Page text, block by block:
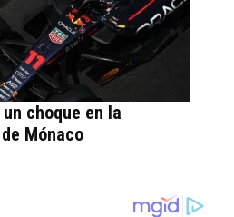
un choque en la
Mónaco